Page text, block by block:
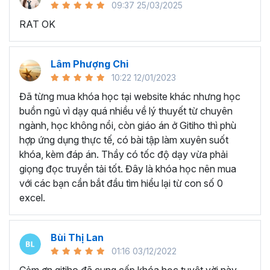
sử dụng Excel sẽ tốn nhiều thời gian, công sức để xử lý
công việc. Hơn nữa, chúng ta cũng không biết những thứ
mình đang thực hiện đúng hay không.
Hiện nay 100% các doanh nghiệp tại Việt Nam
cần tới kỹ năng Excel khi ứng tuyển vào vị trí kế toán, xử
chính... Mỗi cấp độ sẽ có yêu cầu thành thạo Excel xử lý
công việc khác nhau.
Chính vì điều đó Gitiho đã mở khóa học vềThủ thuật
Excel cập nhật hàng tuần - EXG02 với hơn7h+ học
cùng với92 tài liệu đính kèmbạn sẽ nhận được nhiều lợi
ích vô tận như:
Giảng viên là những người có trình độ chuyên môn
cao, kinh nghiệm thực tiễn dày dặn đã và đang đào
VPBank, FPT software, Vietcombank, MIC, Tập
đoàn Thành Công, TH True Milk
09:37 25/03/2025
RAT OK
Lâm Phượng Chi
10:22 12/01/2023
Đã từng mua khóa học tại website khác nhưng học
buồn ngủ vì dạy quá nhiều về lý thuyết từ chuyên
ngành, học không nổi, còn giáo án ở Gitiho thì phù
hợp ứng dụng thực tế, có bài tập làm xuyên suốt
khóa, kèm đáp án. Thầy có tốc độ dạy vừa phải
giọng đọc truyền tải tốt. Đây là khóa học nên mua
với các bạn cần bắt đầu tìm hiểu lại từ con số 0
excel.
Bùi Thị Lan
01:16 03/12/2022